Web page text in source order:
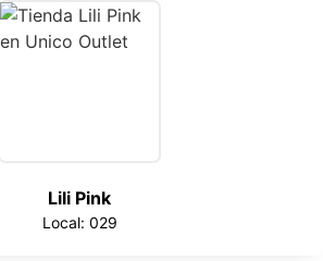
Lili Pink
Local: 029